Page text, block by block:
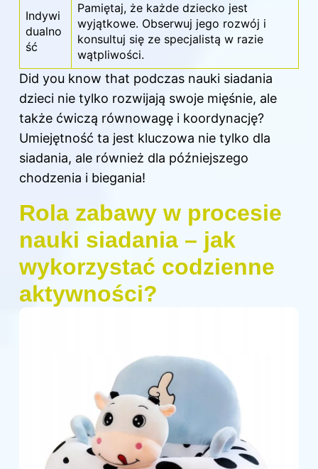
Indywi
dualno
ść
Pamiętaj, że każde dziecko jest
wyjątkowe. Obserwuj jego rozwój i
konsultuj się ze specjalistą w razie
wątpliwości.
Did you know that podczas nauki siadania
dzieci nie tylko rozwijają swoje mięśnie, ale
także ćwiczą równowagę i koordynację?
Umiejętność ta jest kluczowa nie tylko dla
siadania, ale również dla późniejszego
chodzenia i biegania!
Rola zabawy w procesie
nauki siadania – jak
wykorzystać codzienne
aktywności?